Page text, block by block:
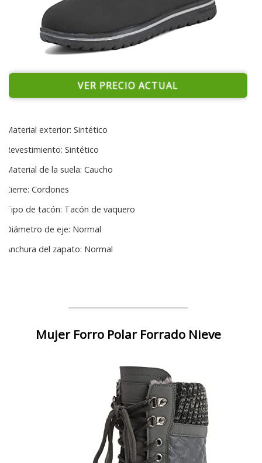
VER PRECIO ACTUAL
Material exterior: Sintético
Revestimiento: Sintético
Material de la suela: Caucho
Cierre: Cordones
Tipo de tacón: Tacón de vaquero
Diámetro de eje: Normal
Anchura del zapato: Normal
Mujer Forro Polar Forrado Nieve